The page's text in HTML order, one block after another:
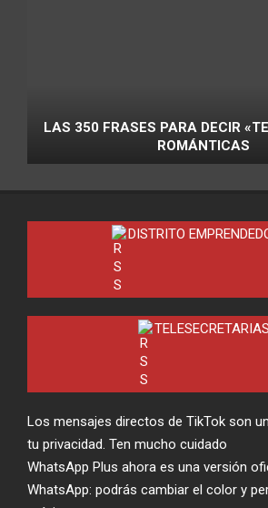
LAS 350 FRASES PARA DECIR
ROMÁNTICAS
DISTRITO
TELESECRETARIAS
Los mensajes directos de TikTok son
tu privacidad. Ten mucho cuidado
WhatsApp Plus ahora es una versión
WhatsApp: podrás cambiar el color y